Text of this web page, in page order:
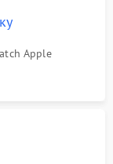
Apple